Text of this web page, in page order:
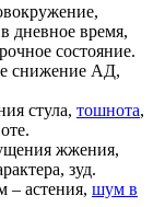
дневное время,
состояние.
снижение АД,
стула, тошнота,
жжения,
зуд.
– астения, шум в